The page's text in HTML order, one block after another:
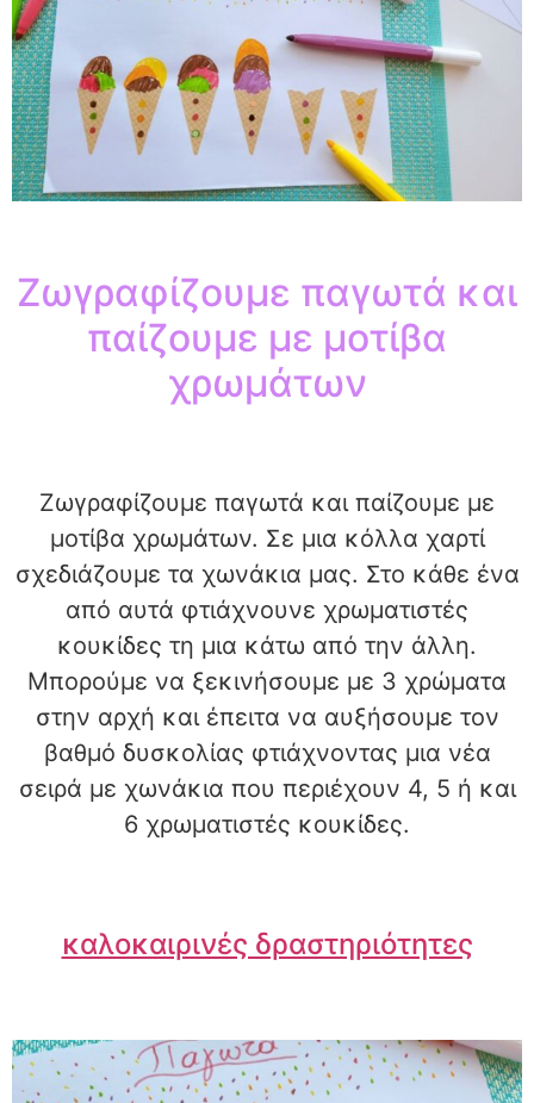
Ζωγραφίζουμε παγωτά και
παίζουμε με μοτίβα
χρωμάτων
Ζωγραφίζουμε παγωτά και παίζουμε με
μοτίβα χρωμάτων. Σε μια κόλλα χαρτί
σχεδιάζουμε τα χωνάκια μας. Στο κάθε ένα
από αυτά φτιάχνουνε χρωματιστές
κουκίδες τη μια κάτω από την άλλη.
Μπορούμε να ξεκινήσουμε με 3 χρώματα
στην αρχή και έπειτα να αυξήσουμε τον
βαθμό δυσκολίας φτιάχνοντας μια νέα
σειρά με χωνάκια που περιέχουν 4, 5 ή και
6 χρωματιστές κουκίδες.
καλοκαιρινές δραστηριότητες